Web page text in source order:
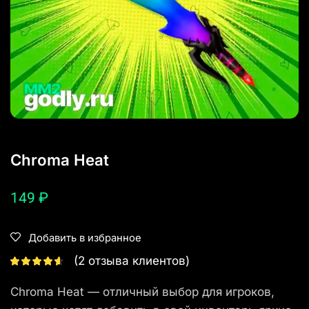
Chroma Heat
149 ₽
Добавить в избранное
(2 отзыва клиентов)
Chroma Heat — отличный выбор для игроков,